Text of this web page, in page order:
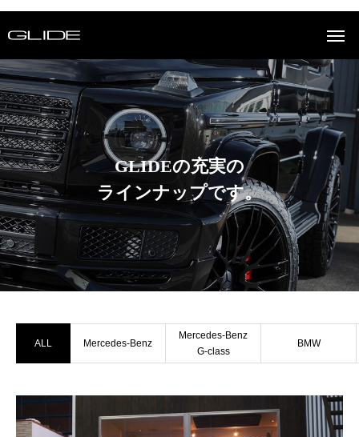
GLIDEの充実の
ラインナップです。
ALL Mercedes-Benz
Mercedes-Benz
G-class
BMW